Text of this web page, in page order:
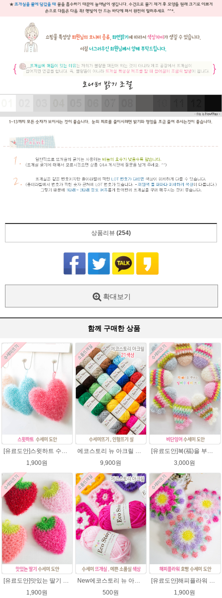
상품리뷰 (254)
확대보기
함께 구매한 상품
1,900원
9,900원
3,000원
[유료도안]맛있는 딸기 수세미뜨기 도안(수세미실은 옵션에서 추가구매 가능)/수세미뜨기/수세미실/반짝이수세미/반짝이실/웰빙수세미 퐁퐁수세미 코바늘수세미
1,900원
New에코스토리 뉴 아크릴 / 수세미실 인형제작 뜨개실 친환경소품 뜨개질실 아크릴수세미실
500원
[유료도안]해피플라워 호빵수세미뜨기 도안(수세미실은 옵션에서 추가구매 가능)/수세미뜨기/수세미실/반짝이수세미/반짝이실/별수세미 호빵수세미 웰빙수세미 퐁퐁수세미 코바늘수세미
1,900원